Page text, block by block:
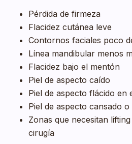
Pérdida de firmeza
Flacidez cutánea leve
Contornos faciales poco
Línea mandibular menos
Flacidez bajo el mentón
Piel de aspecto caído
Piel de aspecto flácido
Piel de aspecto cansado o
Zonas que necesitan
cirugía